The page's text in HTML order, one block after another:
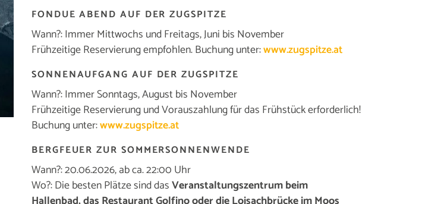
FONDUE ABEND AUF DER ZUGSPITZE
Wann?: Immer Mittwochs und Freitags, Juni bis November
Frühzeitige Reservierung empfohlen. Buchung unter:www.zugspitze.at
SONNENAUFGANG AUF DER ZUGSPITZE
Wann?: Immer Sonntags, August bis November
Frühzeitige Reservierung und Vorauszahlung für das Frühstück erforderlich!
Buchung unter:www.zugspitze.at
BERGFEUER ZUR SOMMERSONNENWENDE
Wann?: 20.06.2026, ab ca. 22:00 Uhr
Wo?: Die besten Plätze sind dasVeranstaltungszentrum beim